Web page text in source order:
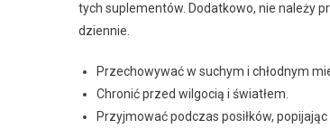
tych suplementów. Dodatkowo, nie należy
dziennie.
Przechowywać w suchym i chłodnym
Chronić przed wilgocią i światłem.
Przyjmować podczas posiłków,